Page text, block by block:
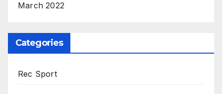
March 2022
Categories
Rec Sport